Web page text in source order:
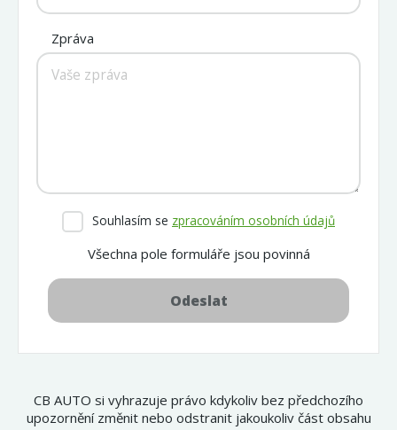
Zpráva
Souhlasím se zpracováním osobních údajů
Všechna pole formuláře jsou povinná
Odeslat
CB AUTO si vyhrazuje právo kdykoliv bez předchozího
upozornění změnit nebo odstranit jakoukoliv část obsahu